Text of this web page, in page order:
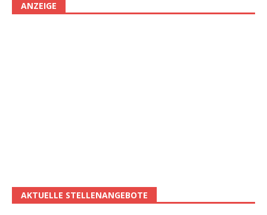
ANZEIGE
AKTUELLE STELLENANGEBOTE